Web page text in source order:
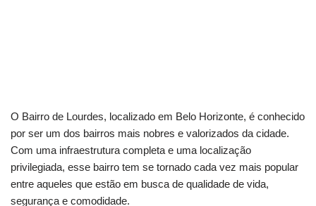
O Bairro de Lourdes, localizado em Belo Horizonte, é conhecido
por ser um dos bairros mais nobres e valorizados da cidade.
Com uma infraestrutura completa e uma localização
privilegiada, esse bairro tem se tornado cada vez mais popular
entre aqueles que estão em busca de qualidade de vida,
segurança e comodidade.